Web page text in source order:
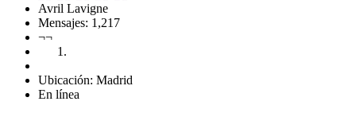
Avril Lavigne
Mensajes: 1,217
¬¬
Ubicación: Madrid
En línea